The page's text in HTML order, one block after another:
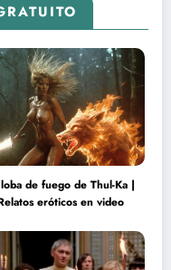
de fuego de Thul-Ka |
eróticos en video